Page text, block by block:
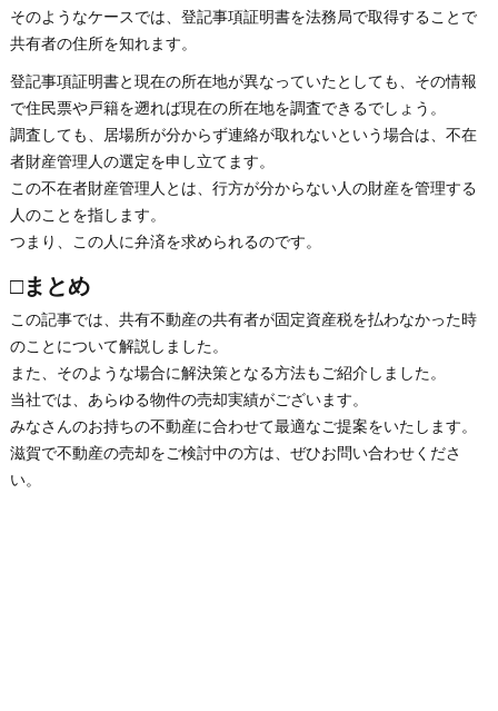
そのようなケースでは、登記事項証明書を法務局で取得することで
共有者の住所を知れます。
登記事項証明書と現在の所在地が異なっていたとしても、その情報
で住民票や戸籍を遡れば現在の所在地を調査できるでしょう。
調査しても、居場所が分からず連絡が取れないという場合は、不在
者財産管理人の選定を申し立てます。
この不在者財産管理人とは、行方が分からない人の財産を管理する
人のことを指します。
つまり、この人に弁済を求められるのです。
□まとめ
この記事では、共有不動産の共有者が固定資産税を払わなかった時
のことについて解説しました。
また、そのような場合に解決策となる方法もご紹介しました。
当社では、あらゆる物件の売却実績がございます。
みなさんのお持ちの不動産に合わせて最適なご提案をいたします。
滋賀で不動産の売却をご検討中の方は、ぜひお問い合わせくださ
い。